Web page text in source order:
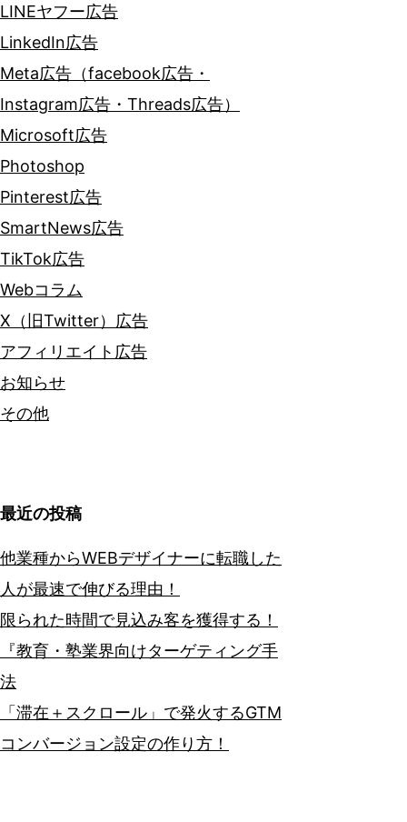
LINEヤフー広告
LinkedIn広告
Meta広告（facebook広告・
Instagram広告・Threads広告）
Microsoft広告
Photoshop
Pinterest広告
SmartNews広告
TikTok広告
Webコラム
X（旧Twitter）広告
アフィリエイト広告
お知らせ
その他
最近の投稿
他業種からWEBデザイナーに転職した
人が最速で伸びる理由！
限られた時間で見込み客を獲得する！
『教育・塾業界向けターゲティング手
法
「滞在＋スクロール」で発火するGTM
コンバージョン設定の作り方！